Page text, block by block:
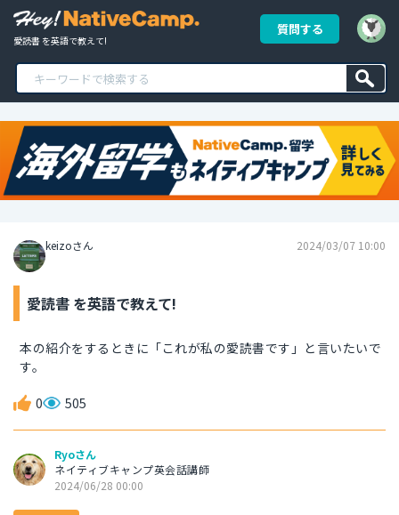
愛読書 を英語で教えて!
質問する
keizoさん 2024/03/07 10:00
愛読書 を英語で教えて!
本の紹介をするときに「これが私の愛読書です」と言いたいで
す。
0 505
Ryoさん
ネイティブキャンプ英会話講師
2024/06/28 00:00